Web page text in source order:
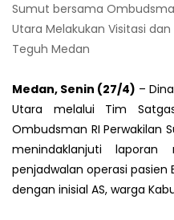
Sumut bersama
Utara Melakukan Visitasi
Teguh Medan
Medan, Senin (27/4) –
Utara melalui Tim
Ombudsman RI Perwakilan
menindaklanjuti laporan
penjadwalan operasi pasien
dengan inisial AS, warga